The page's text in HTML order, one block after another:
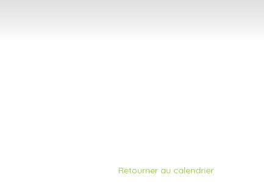
Retourner au calendrier